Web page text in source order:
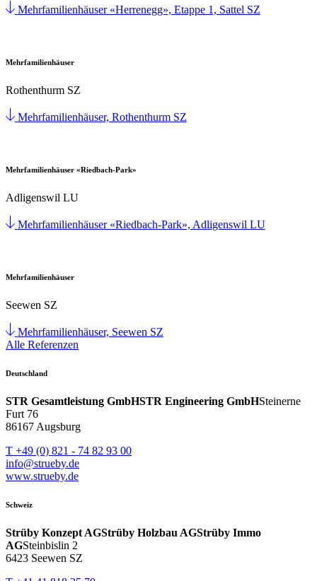
Mehrfamilienhäuser «Herrenegg», Etappe 1, Sattel SZ
Mehrfamilienhäuser
Rothenthurm SZ
Mehrfamilienhäuser, Rothenthurm SZ
Mehrfamilienhäuser «Riedbach-Park»
Adligenswil LU
Mehrfamilienhäuser «Riedbach-Park», Adligenswil LU
Mehrfamilienhäuser
Seewen SZ
Mehrfamilienhäuser, Seewen SZ
Alle Referenzen
Deutschland
STR Gesamtleistung GmbHSTR Engineering GmbHSteinerne
Furt 76
86167 Augsburg
T +49 (0) 821 - 74 82 93 00
info@strueby.de
www.strueby.de
Schweiz
Strüby Konzept AGStrüby Holzbau AGStrüby Immo
AGSteinbislin 2
6423 Seewen SZ